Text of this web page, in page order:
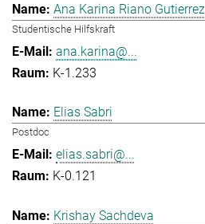
Ana Karina Riano Gutierrez
Studentische Hilfskraft
ana.karina@...
K-1.233
Elias Sabri
Postdoc
elias.sabri@...
K-0.121
Krishay Sachdeva